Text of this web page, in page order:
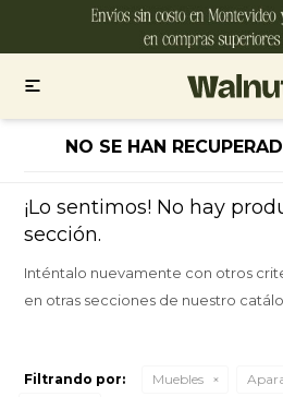

NO SE HAN
¡Lo sentimos! No hay
sección.
Inténtalo nuevamente con otros
en otras secciones de nuestro
Filtrando por: Muebles